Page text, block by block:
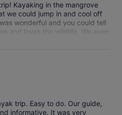
Kayaking in the mangrove
we could jump in and cool off
wonderful and you could tell
and loves the wildlife. We even
Highly recommend this for
11 yr old were in one kayak
I each had one of our smaller
trip. Easy to do. Our guide,
informative. It was very